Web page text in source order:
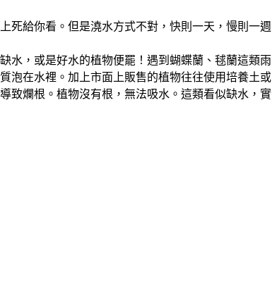
死給你看。但是澆水方式不對，快則一天，慢則一週
水，或是好水的植物便罷！遇到蝴蝶蘭、毬蘭這類雨
泡在水裡。加上市面上販售的植物往往使用培養土或
致爛根。植物沒有根，無法吸水。這類看似缺水，實